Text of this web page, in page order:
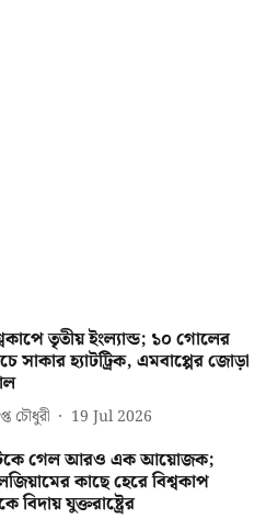
তৃতীয় ইংল্যান্ড; ১০ গোলের
সাকার হ্যাটট্রিক, এমবাপ্পের জোড়া
চৌধুরী 19 Jul 2026
গেল আরও এক আয়োজক;
কাছে হেরে বিশ্বকাপ
বিদায় যুক্তরাষ্ট্রের